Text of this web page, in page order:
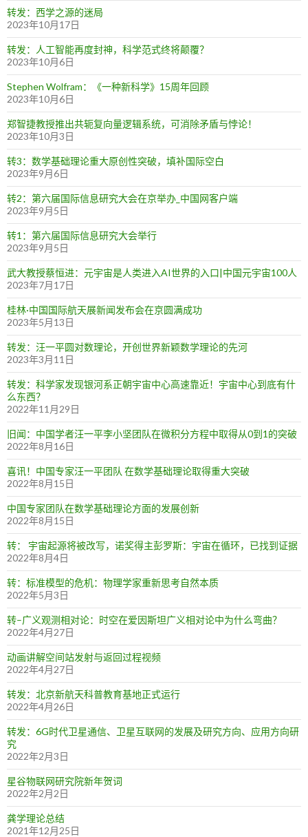
转发：西学之源的迷局
2023年10月17日
转发：人工智能再度封神，科学范式终将颠覆？
2023年10月6日
Stephen Wolfram：《一种新科学》15周年回顾
2023年10月6日
郑智捷教授推出共轭复向量逻辑系统，可消除矛盾与悖论！
2023年10月3日
转3：数学基础理论重大原创性突破，填补国际空白
2023年9月6日
转2：第六届国际信息研究大会在京举办_中国网客户端
2023年9月5日
转1：第六届国际信息研究大会举行
2023年9月5日
武大教授蔡恒进：元宇宙是人类进入AI世界的入口|中国元宇宙100人
2023年7月17日
桂林·中国国际航天展新闻发布会在京圆满成功
2023年5月13日
转发：汪一平圆对数理论，开创世界新颖数学理论的先河
2023年3月11日
转发：科学家发现银河系正朝宇宙中心高速靠近！宇宙中心到底有什
么东西？
2022年11月29日
旧闻：中国学者汪一平李小坚团队在微积分方程中取得从0到1的突破
2022年8月16日
喜讯！中国专家汪一平团队 在数学基础理论取得重大突破
2022年8月15日
中国专家团队在数学基础理论方面的发展创新
2022年8月15日
转： 宇宙起源将被改写，诺奖得主彭罗斯：宇宙在循环，已找到证据
2022年8月4日
转：标准模型的危机：物理学家重新思考自然本质
2022年5月3日
转–广义观测相对论：时空在爱因斯坦广义相对论中为什么弯曲？
2022年4月27日
动画讲解空间站发射与返回过程视频
2022年4月27日
转发：北京新航天科普教育基地正式运行
2022年4月26日
转发：6G时代卫星通信、卫星互联网的发展及研究方向、应用方向研
究
2022年2月3日
星谷物联网研究院新年贺词
2022年2月2日
龚学理论总结
2021年12月25日